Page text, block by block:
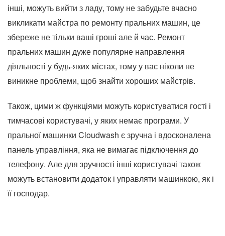
інші, можуть вийти з ладу, тому не забудьте вчасно
викликати майстра по ремонту пральних машин, це
збереже не тільки ваші гроші але й час. Ремонт
пральних машин дуже популярне направлення
діяльності у будь-яких містах, тому у вас ніколи не
виникне проблеми, щоб знайти хороших майстрів.
Також, цими ж функціями можуть користуватися гості і
тимчасові користувачі, у яких немає програми. У
пральної машинки Cloudwash є зручна і вдосконалена
панель управління, яка не вимагає підключення до
телефону. Але для зручності інші користувачі також
можуть встановити додаток і управляти машинкою, як і
її господар.